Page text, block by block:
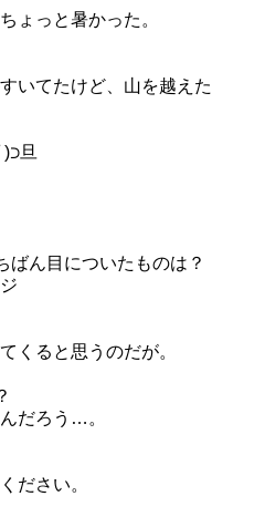
ょっと暑かった。
いてたけど、山を越えた
旦
ばん目についたものは？
くると思うのだが。
だろう…。
ださい。